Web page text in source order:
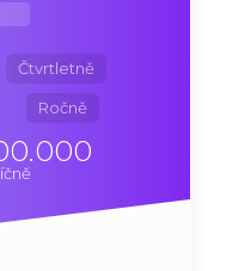
Čtvrtletně
Ročně